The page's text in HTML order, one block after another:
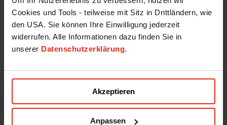
Cookies und Tools - teilweise mit Sitz in Drittländern, wie
den USA. Sie können Ihre Einwilligung jederzeit
widerrufen. Alle Informationen dazu finden Sie in
unserer Datenschutzerklärung.
Akzeptieren
Anpassen
Log in
Energy3000 solar GmbH